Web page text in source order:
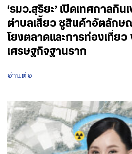
‘รมว.สุริยะ’ เปิดเทศกาลกิน
ตำบลเสี้ยว ชูสินค้าอัตลักษ
โยงตลาดและการท่องเที่ย
เศรษฐกิจฐานราก
อ่านต่อ